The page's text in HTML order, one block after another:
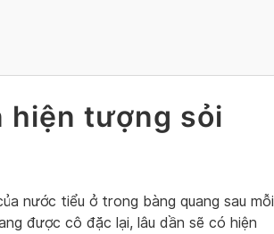
hiện tượng sỏi
nước tiểu ở trong bàng quang sau mỗi
được cô đặc lại, lâu dần sẽ có hiện